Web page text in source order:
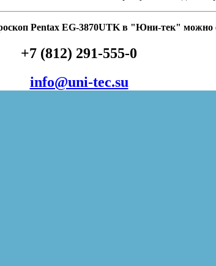
Pentax EG-3870UTK в "Юни-тек" можно
+7 (812) 291-555-0
info@uni-tec.su